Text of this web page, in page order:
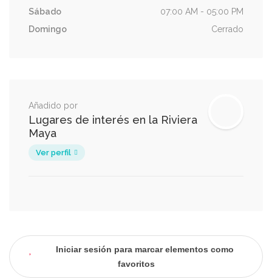
Sábado
07:00 AM - 05:00 PM
Domingo
Cerrado
Añadido por
Lugares de interés en la Riviera
Maya
Ver perfil
Iniciar sesión para marcar elementos como
favoritos